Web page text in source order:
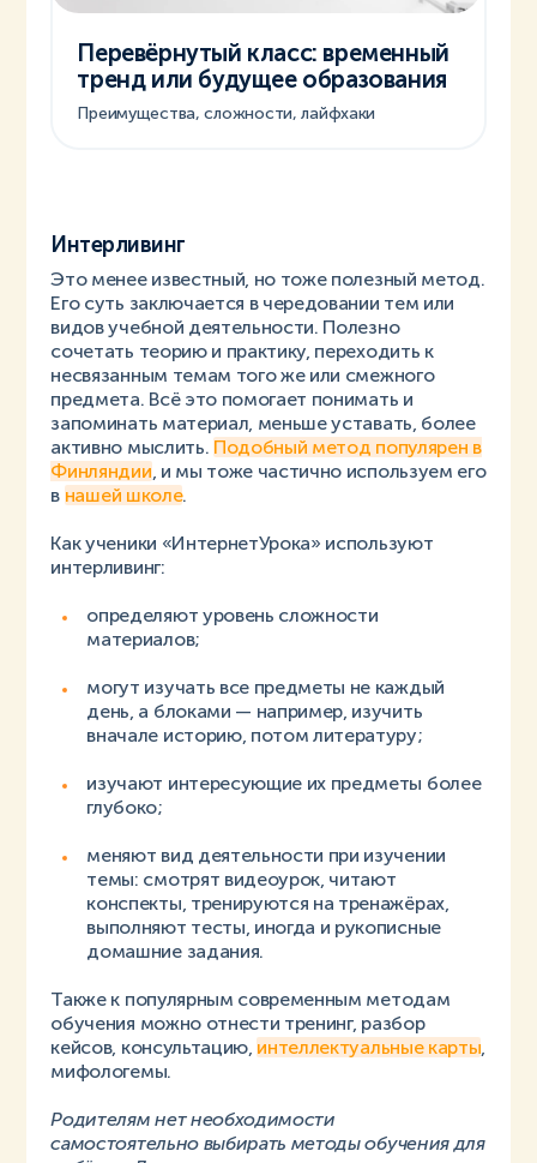
Перевёрнутый класс: временный
тренд или будущее образования
Преимущества, сложности, лайфхаки
Интерливинг
Это менее известный, но тоже полезный метод.
Его суть заключается в чередовании тем или
видов учебной деятельности. Полезно
сочетать теорию и практику, переходить к
несвязанным темам того же или смежного
предмета. Всё это помогает понимать и
запоминать материал, меньше уставать, более
активно мыслить. Подобный метод популярен в
Финляндии , и мы тоже частично используем его
в нашей школе.
Как ученики «ИнтернетУрока» используют
интерливинг:
определяют уровень сложности
материалов;
могут изучать все предметы не каждый
день, а блоками — например, изучить
вначале историю, потом литературу;
изучают интересующие их предметы более
глубоко;
меняют вид деятельности при изучении
темы: смотрят видеоурок, читают
конспекты, тренируются на тренажёрах,
выполняют тесты, иногда и рукописные
домашние задания.
Также к популярным современным методам
обучения можно отнести тренинг, разбор
кейсов, консультацию, интеллектуальные карты
мифологемы.
Родителям нет необходимости
самостоятельно выбирать методы обучения для